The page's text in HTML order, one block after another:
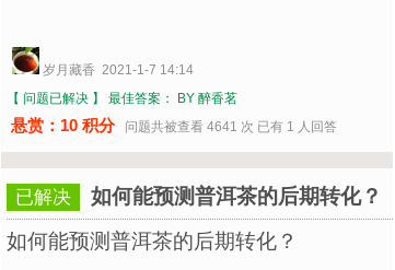
岁月藏香 2021-1-7 14:14
【 问题已解决 】
最佳答案： BY 醉香茗
悬赏：10 积分问题共被查看 4641 次 已有 1 人回答
已解决
如何能预测普洱茶的后期转化？
如何能预测普洱茶的后期转化？